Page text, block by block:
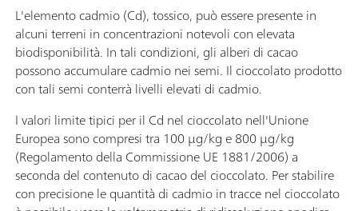
L'elemento cadmio (Cd), tossico, può essere presente in
alcuni terreni in concentrazioni notevoli con elevata
biodisponibilità. In tali condizioni, gli alberi di cacao
possono accumulare cadmio nei semi. Il cioccolato prodotto
con tali semi conterrà livelli elevati di cadmio.
I valori limite tipici per il Cd nel cioccolato nell'Unione
Europea sono compresi tra 100 µg/kg e 800 µg/kg
(Regolamento della Commissione UE 1881/2006) a
seconda del contenuto di cacao del cioccolato. Per stabilire
con precisione le quantità di cadmio in tracce nel cioccolato